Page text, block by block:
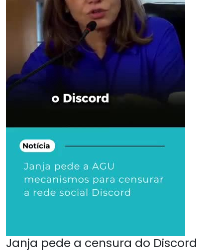
Janja pede a censura do Discord